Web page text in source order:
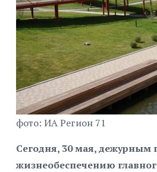
фото: ИА Регион 71
Сегодня, 30 мая, дежурным
жизнеобеспечению